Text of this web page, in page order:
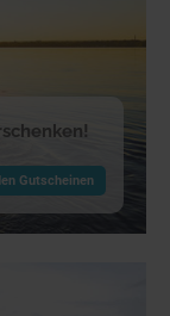
Gutscheinen